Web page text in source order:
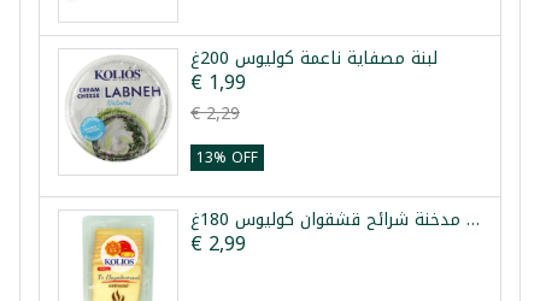
لبنة مصفاية ناعمة كوليوس 200غ
€ 1,99
€ 2,29
13% OFF
جبنة مدخنة شرائح قشقوان كوليوس 180غ
€ 2,99